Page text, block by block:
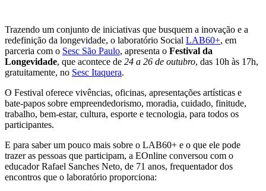
Trazendo um conjunto de iniciativas que busquem a inovação e a
redefinição da longevidade, o laboratório Social LAB60+, em
parceria com o Sesc São Paulo, apresenta o Festival da
Longevidade, que acontece de 24 a 26 de outubro, das 10h às 17h,
gratuitamente, no Sesc Itaquera.
O Festival oferece vivências, oficinas, apresentações artísticas e
bate-papos sobre empreendedorismo, moradia, cuidado, finitude,
trabalho, bem-estar, cultura, esporte e tecnologia, para todos os
participantes.
E para saber um pouco mais sobre o LAB60+ e o que ele pode
trazer as pessoas que participam, a EOnline conversou com o
educador Rafael Sanches Neto, de 71 anos, frequentador dos
encontros que o laboratório proporciona: